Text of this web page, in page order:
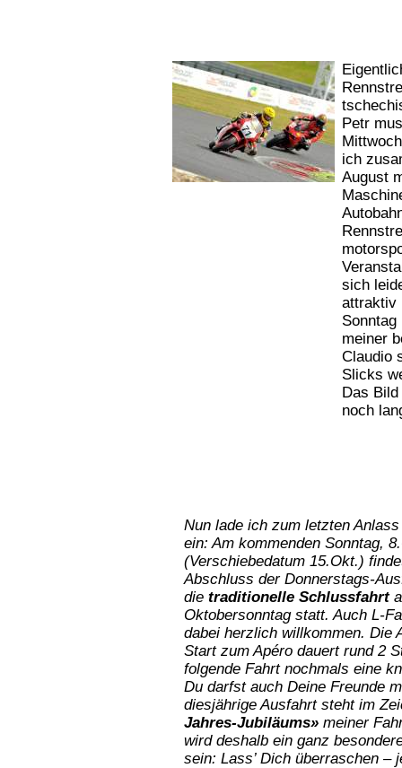
Petr
ich
August
sich
attraktiv
meiner
Claudio
Slicks
Das
noch
Nun lade ich zum letzten Anlass
ein: Am kommenden Sonntag,
(Verschiebedatum 15.Okt.)
Abschluss der Donnerstags-
die traditionelle Schlussfahrt
Oktobersonntag statt. Auch L-
dabei herzlich willkommen. Die
Start zum Apéro dauert rund 2
folgende Fahrt nochmals eine
Du darfst auch Deine Freunde
diesjährige Ausfahrt steht im
Jahres-Jubiläums» meiner
wird deshalb ein ganz
sein: Lass’ Dich überraschen –